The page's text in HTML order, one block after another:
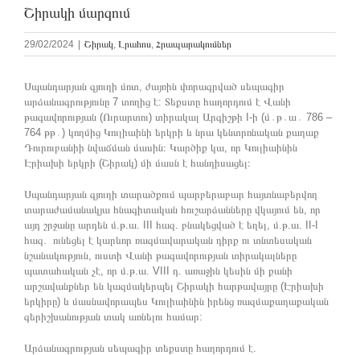
Շիրակի մարզում
29/02/2024 Շիրակ, Լրահոս, Հրապարակումներ
Սպանդարյան գյուղի մոտ, ժայռին փորագրված սեպագիր
արձանագրությունը 7 տողից է: Տեքստը հաղորդում է Վանի
թագավորության (Ուրարտու) տիրակալ Արգիշթի I-ի (մ․թ․ա․ 786 –
764 թթ․) կողմից Կուլիաինի երկրի և նրա կենտրոնական քաղաք
Դուրուբանիի նվաճման մասին։ Կարծիք կա, որ Կուլիաինին
Էրիախի երկրի (Շիրակ) մի մասն է հանդիսացել։
Սպանդարյան գյուղի տարածքում պարբերաբար հայտնաբերվող
տարաժամանակյա հնագիտական հուշարձանները վկայում են, որ
այդ շրջանը արդեն մ.թ.ա. III հազ. բնակեցված է եղել, մ.թ.ա. II-I
հազ. ունեցել է կարևոր ռազմավարական դիրք ու տնտեսական
նշանակություն, ուստի Վանի թագավորության տիրակալները
պատահական չէ, որ մ.թ.ա. VIII դ. առաջին կեսին մի քանի
արշավանքներ են կազմակերպել Շիրակի հարթավայրը (Էրիախի
երկիրը) և մասնավորապես Կուլիաինին իրենց ռազմաքաղաքական
գերիշխանության տակ առնելու համար:
Արձանագրության սեպագիր տեքստը հաղորդում է.